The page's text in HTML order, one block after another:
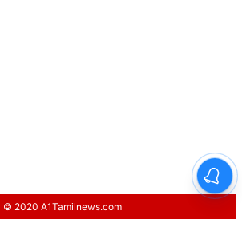
© 2020 A1Tamilnews.com